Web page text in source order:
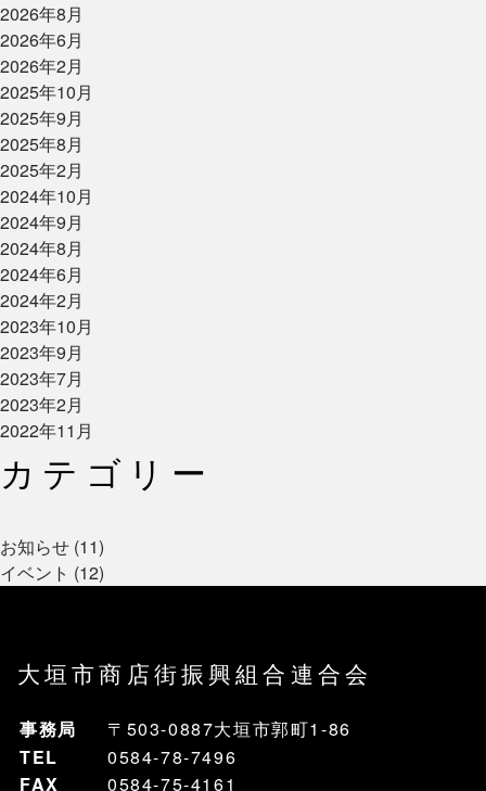
2026年8月
2026年6月
2026年2月
2025年10月
2025年9月
2025年8月
2025年2月
2024年10月
2024年9月
2024年8月
2024年6月
2024年2月
2023年10月
2023年9月
2023年7月
2023年2月
2022年11月
カテゴリー
お知らせ (11)
イベント (12)
大垣市商店街振興組合連合会
事務局
〒503-0887大垣市郭町1-86
TEL
0584-78-7496
FAX
0584-75-4161